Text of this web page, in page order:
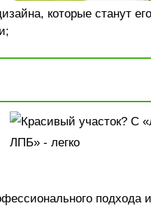
которые станут
подхода